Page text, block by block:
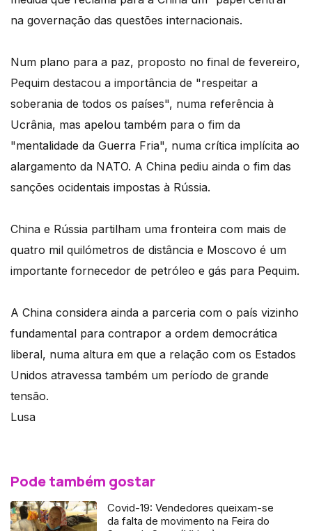
na governação das questões internacionais.
Num plano para a paz, proposto no final de fevereiro,
Pequim destacou a importância de "respeitar a
soberania de todos os países", numa referência à
Ucrânia, mas apelou também para o fim da
"mentalidade da Guerra Fria", numa crítica implícita ao
alargamento da NATO. A China pediu ainda o fim das
sanções ocidentais impostas à Rússia.
China e Rússia partilham uma fronteira com mais de
quatro mil quilómetros de distância e Moscovo é um
importante fornecedor de petróleo e gás para Pequim.
A China considera ainda a parceria com o país vizinho
fundamental para contrapor a ordem democrática
liberal, numa altura em que a relação com os Estados
Unidos atravessa também um período de grande
tensão.
Lusa
Pode também gostar
Covid-19: Vendedores queixam-se
da falta de movimento na Feira do